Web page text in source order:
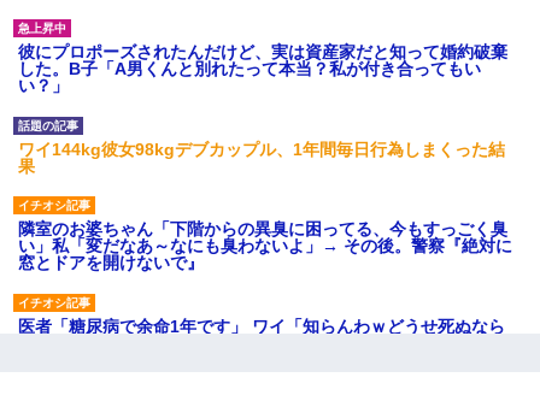
彼にプロポーズされたんだけど、実は資産家だと知って婚約破棄
した。B子「A男くんと別れたって本当？私が付き合ってもい
い？」
ワイ144kg彼女98kgデブカップル、1年間毎日行為しまくった結
果
隣室のお婆ちゃん「下階からの異臭に困ってる、今もすっごく臭
い」私「変だなあ～なにも臭わないよ」→ その後。警察『絶対に
窓とドアを開けないで』
医者「糖尿病で余命1年です」 ワイ「知らんわｗどうせ死ぬなら